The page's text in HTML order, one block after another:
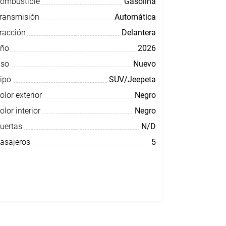
Automática
Delantera
2026
Nuevo
SUV/Jeepeta
exterior
Negro
interior
Negro
N/D
5